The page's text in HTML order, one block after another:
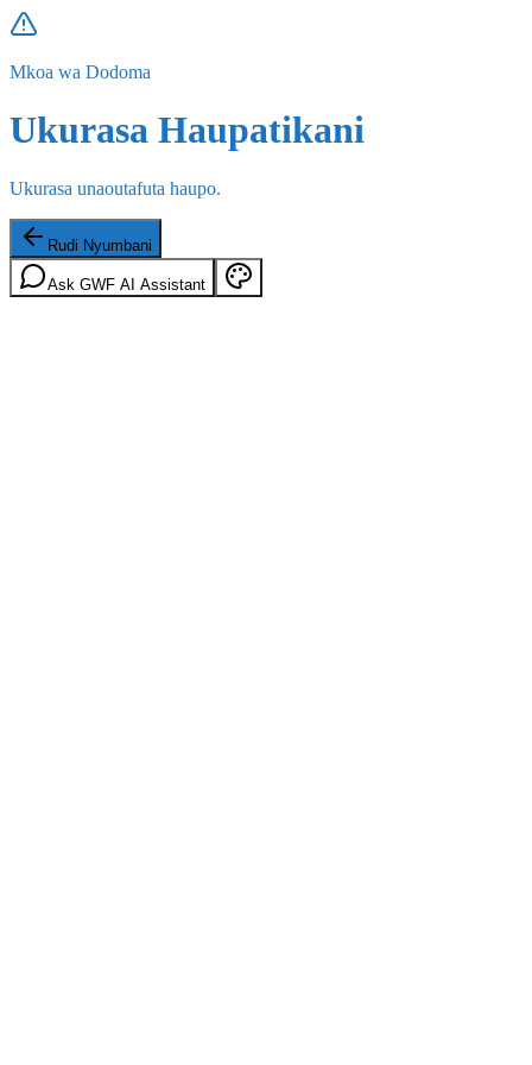
Mkoa wa Dodoma
Ukurasa Haupatikani
Ukurasa unaoutafuta haupo.
Rudi Nyumbani
Ask GWF AI Assistant